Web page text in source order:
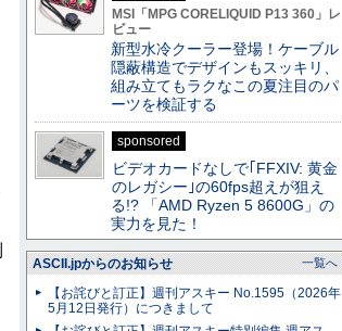
MSI「MPG CORELIQUID P13 360」レ
ビュー
新型水冷クーラー登場！ケーブル
隠蔽構造でデザインもスッキリ、
組み立てもラクなこの夏注目のパ
ーツを検証する
sponsored
ビデオカードなしで｢FFXIV: 黄金
のレガシー｣の60fps超えが狙え
る!? 「AMD Ryzen 5 8600G」の
実力を見た！
ASCII.jpからのお知らせ 一覧へ
【お詫びと訂正】週刊アスキー No.1595（2026年
5月12日発行）につきまして